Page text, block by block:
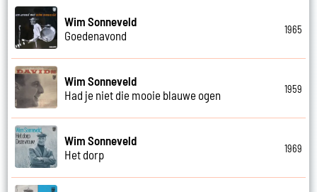
Wim Sonneveld
Goedenavond
1965
Wim Sonneveld
Had je niet die mooie blauwe ogen
1959
Wim Sonneveld
Het dorp
1969